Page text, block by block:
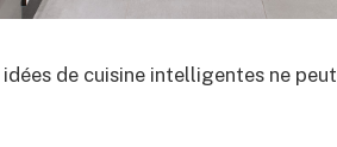
de cuisine intelligentes ne